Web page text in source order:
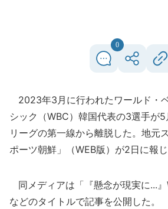
0
2023年3月に行われたワールド・
シック（WBC）韓国代表の3選手が
リーグの第一線から離脱した。地元
ポーツ朝鮮」（WEB版）が2日に報じ
同メディアは「『懸念が現実に...』
などのタイトルで記事を公開した。